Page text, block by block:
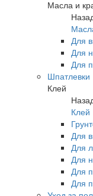
Масла и
Для
Для
Для
Шпатлевки
Клей
Клей
Для
Для
Для
Для
Для